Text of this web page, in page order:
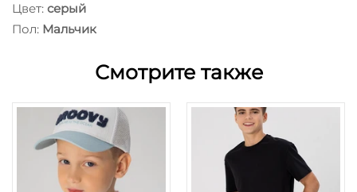
Цвет: серый
Пол: Мальчик
Смотрите также